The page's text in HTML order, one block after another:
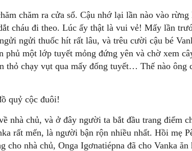
chăm ra cửa sổ. Cậu nhớ lại lần nào vào rừng
cháu đi theo. Lúc ấy thật là vui vẻ! Mấy lần
ngửi thuốc hít rất lâu, và trêu cười cậu bé
một lớp tuyết mỏng đứng yên và chờ xem
thỏ chạy vụt qua mấy đống tuyết… Thế nào ông
quỷ cộc đuôi!
nhà chủ, và ở đây người ta bắt đầu trang điểm
rất mến, là người bận rộn nhiều nhất. Hồi mẹ
cho nhà chủ, Onga Igơnatiépna đã cho Vanka